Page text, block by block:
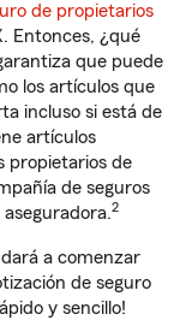
de propietarios
Entonces, ¿qué
que puede
los artículos que
incluso si está de
artículos
propietarios de
de seguros
2
a comenzar
de seguro
y sencillo!